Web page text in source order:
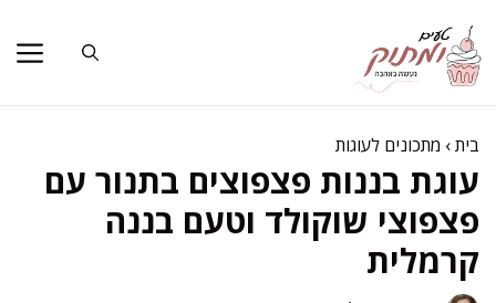
לתוכן
בית› מתכונים לעוגות
עוגת בננות פצפוצים בתנור עם
פצפוצי שוקולד וטעם בננה
קרמלית